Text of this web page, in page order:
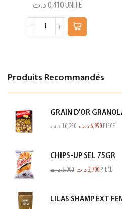
0,410 د.ت UNITE
Produits Recommandés
GRAIN D'OR
10,250د.ت 6,950 د.ت PIECE
CHIPS-UP SEL 75GR
3,000د.ت 2,700 د.ت PIECE